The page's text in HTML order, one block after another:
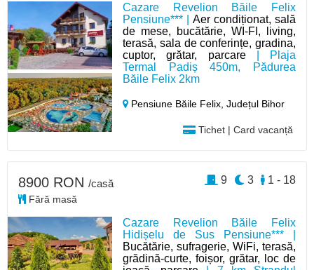
Cazare Revelion Băile Felix
Pensiune*** | Aer condiționat, sală
de mese, bucătărie, WI-FI, living,
terasă, sala de conferințe, gradina,
cuptor, grătar, parcare| Plaja
Termal Padiș 450m, Pădurea
Băile Felix 2km
Pensiune Băile Felix,Județul Bihor
Tichet | Card vacanță
Cazare Revelion Băile Felix
Hidișelu de Sus Pensiune*** |
Bucătărie, sufragerie, WiFi, terasă,
grădină-curte, foișor, grătar, loc de
8900 RON /casă
Fără masă
1 - 18
3
9